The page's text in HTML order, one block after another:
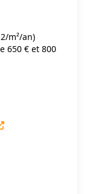
m²/an)
650 € et 800